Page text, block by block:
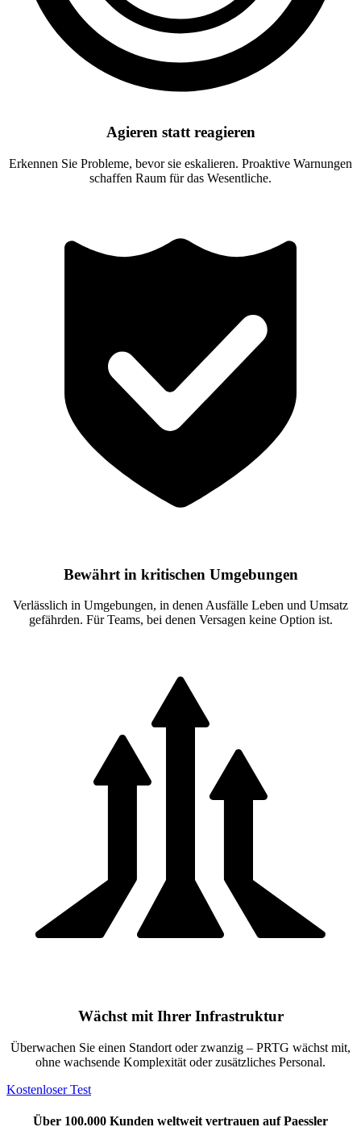
Agieren statt reagieren
Erkennen Sie Probleme, bevor sie eskalieren. Proaktive Warnungen
schaffen Raum für das Wesentliche.
Bewährt in kritischen Umgebungen
Verlässlich in Umgebungen, in denen Ausfälle Leben und Umsatz
gefährden. Für Teams, bei denen Versagen keine Option ist.
Wächst mit Ihrer Infrastruktur
Überwachen Sie einen Standort oder zwanzig – PRTG wächst mit,
ohne wachsende Komplexität oder zusätzliches Personal.
Kostenloser Test
Über 100.000 Kunden weltweit vertrauen auf Paessler